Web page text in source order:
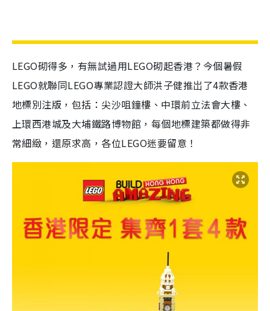
LEGO砌得多，有無試過用LEGO砌起香港？今個暑假
LEGO就聯同LEGO專業認證大師洪子健推岀了4款香港
地標別注版，包括：尖沙咀鐘樓、中環前立法會大樓、
上環西港城及大埔鐵路博物館，每個地標建築都做得非
常細緻，還原求高，各位LEGO迷要留意！